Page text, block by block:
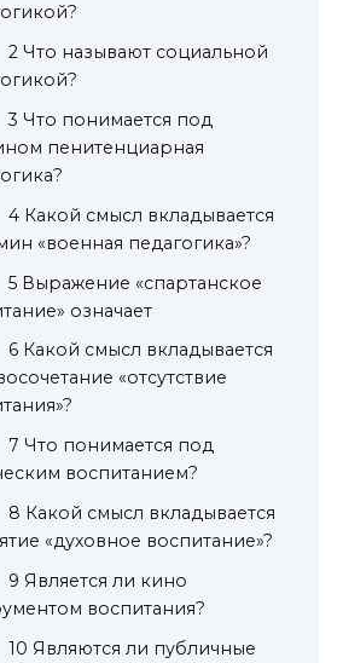
2 Что называют социальной
3 Что понимается под
пенитенциарная
4 Какой смысл вкладывается
«военная педагогика»?
5 Выражение «спартанское
означает
6 Какой смысл вкладывается
«отсутствие
7 Что понимается под
воспитанием?
8 Какой смысл вкладывается
«духовное воспитание»?
9 Является ли кино
воспитания?
10 Являются ли публичные